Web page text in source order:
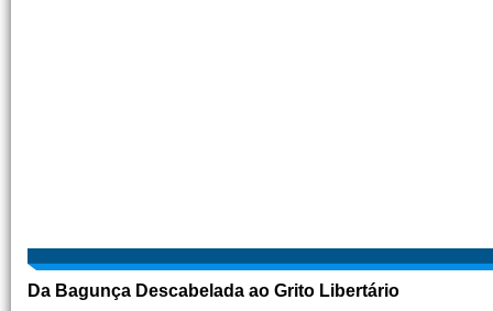
Da Bagunça Descabelada ao Grito Libertário